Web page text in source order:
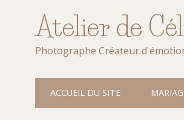
Atelier de
Photographe Créateur
Main menu
ACCUEIL DU SITE